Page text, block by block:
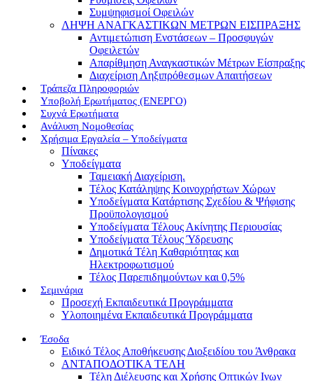
Συμψηφισμοί Οφειλών
ΛΗΨΗ ΑΝΑΓΚΑΣΤΙΚΩΝ ΜΕΤΡΩΝ ΕΙΣΠΡΑΞΗΣ
Αντιμετώπιση Ενστάσεων – Προσφυγών
Οφειλετών
Απαρίθμηση Αναγκαστικών Μέτρων Είσπραξης
Διαχείριση Ληξιπρόθεσμων Απαιτήσεων
Τράπεζα Πληροφοριών
Υποβολή Ερωτήματος (ΕΝΕΡΓΟ)
Συχνά Ερωτήματα
Ανάλυση Νομοθεσίας
Χρήσιμα Εργαλεία – Υποδείγματα
Πίνακες
Υποδείγματα
Ταμειακή Διαχείριση.
Τέλος Κατάληψης Κοινοχρήστων Χώρων
Υποδείγματα Κατάρτισης Σχεδίου & Ψήφισης
Προϋπολογισμού
Υποδείγματα Τέλους Ακίνητης Περιουσίας
Υποδείγματα Τέλους Ύδρευσης
Δημοτικά Τέλη Καθαριότητας και
Ηλεκτροφωτισμού
Τέλος Παρεπιδημούντων και 0,5%
Σεμινάρια
Προσεχή Εκπαιδευτικά Προγράμματα
Υλοποιημένα Εκπαιδευτικά Προγράμματα
Έσοδα
Ειδικό Τέλος Αποθήκευσης Διοξειδίου του Άνθρακα
ΑΝΤΑΠΟΔΟΤΙΚΑ ΤΕΛΗ
Τέλη Διέλευσης και Χρήσης Οπτικών Ινων